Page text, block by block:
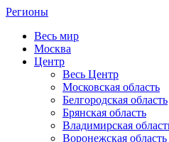
Регионы
Весь мир
Москва
Центр
Весь Центр
Московская область
Белгородская область
Брянская область
Владимирская
Воронежская область